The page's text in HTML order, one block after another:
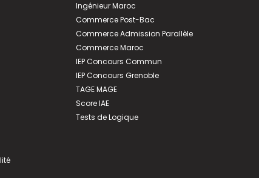
Ingénieur Maroc
Commerce Post-Bac
Commerce Admission Parallèle
Commerce Maroc
IEP Concours Commun
IEP Concours Grenoble
TAGE MAGE
Score IAE
Tests de Logique